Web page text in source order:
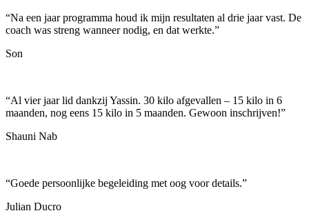
“Na een jaar programma houd ik mijn resultaten al drie jaar vast. De
coach was streng wanneer nodig, en dat werkte.”
Son
“Al vier jaar lid dankzij Yassin. 30 kilo afgevallen – 15 kilo in 6
maanden, nog eens 15 kilo in 5 maanden. Gewoon inschrijven!”
Shauni Nab
“Goede persoonlijke begeleiding met oog voor details.”
Julian Ducro